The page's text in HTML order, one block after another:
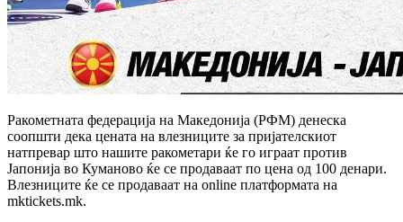
Ракометната федерација на Македонија (РФМ) денеска
соопшти дека цената на влезниците за пријателскиот
натпревар што нашите ракометари ќе го играат против
Јапонија во Куманово ќе се продаваат по цена од 100 денари.
Влезниците ќе се продаваат на online платформата на
mktickets.mk.